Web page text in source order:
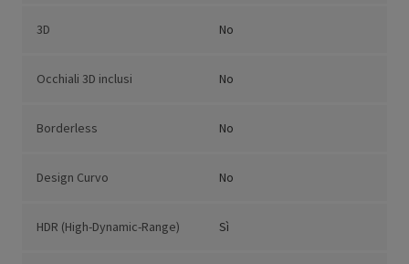
3D No
Occhiali 3D inclusi No
Borderless No
Design Curvo No
HDR (High-Dynamic-Range) Sì